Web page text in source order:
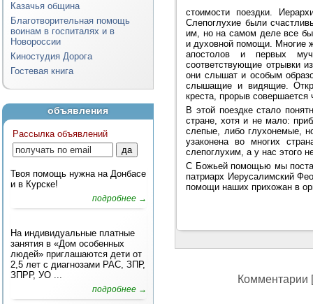
Казачья община
Благотворительная помощь
воинам в госпиталях и в
Новороссии
Киностудия Дорога
Гостевая книга
объявления
Рассылка объявлений
Твоя помощь нужна на Донбасе
и в Курске!
подробнее →
На индивидуальные платные
занятия в «Дом особенных
людей» приглашаются дети от
2,5 лет с диагнозами РАС, ЗПР,
ЗПРР, УО ...
подробнее →
стоимости поездки.
Слепоглухие были
им, но на самом деле все
и духовной помощи. Многие
апостолов и первых
соответствующие отрывки
они слышат и особым
слышащие и видящие.
креста, прорыв
В этой поездке стало
стране, хотя и не мало:
слепые, либо глухонемые,
узаконена во многих
слепоглухим, а у нас этого
С Божьей помощью мы
патриарх Иерусалимский
помощи наших прихожан в
Комментарии